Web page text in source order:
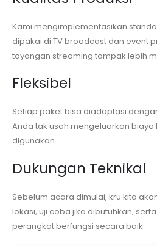
Kami mengimplementasikan
dipakai di TV broadcast dan event
tayangan streaming tampak lebih
Fleksibel
Setiap paket bisa diadaptasi
Anda tak usah mengeluarkan biaya
digunakan.
Dukungan Teknikal
Sebelum acara dimulai, kru kita
lokasi, uji coba jika dibutuhkan,
perangkat berfungsi secara baik.